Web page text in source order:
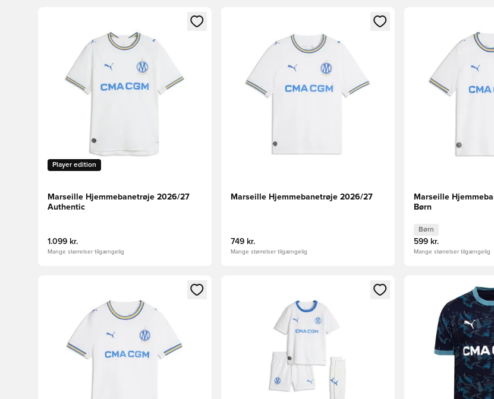
Åbner en Modal til at logge ind eller tilmelde dig som medlem
Player edition
Marseille Hjemmebanetrøje 2026/27
Authentic
1.099 kr.
Mange størrelser tilgængelig
Åbner en Modal til at logge ind eller tilmelde dig som medlem
Marseille Hjemmebanetrøje 2026/27
749 kr.
Mange størrelser tilgængelig
Åbner en Modal til
Marseille
Børn
Børn
599 kr.
Mange størrelser tilgængelig
Åbner en Modal til at logge ind eller tilmelde dig som medlemÅbner en Modal til at logge ind eller tilmelde dig som medlem
Åbner en Modal til